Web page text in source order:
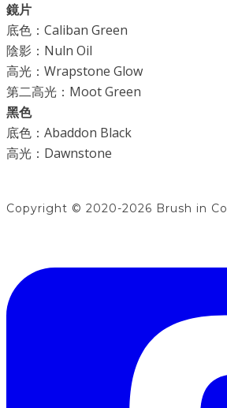
鏡片
底色：Caliban Green
​陰影：Nuln Oil
高光：Wrapstone Glow
第二高光：Moot Green
黑色
底色：Abaddon Black
高光：Dawnstone
Copyright © 2020-2026 Brush in